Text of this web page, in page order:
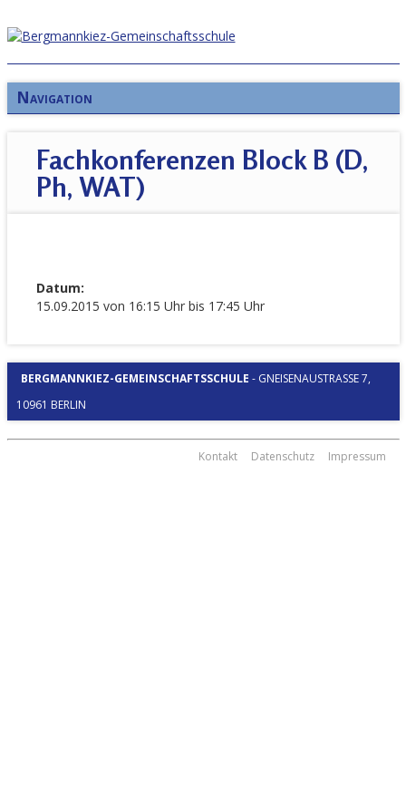
Navigation
Fachkonferenzen Block B (D,
Ph, WAT)
Datum:
15.09.2015 von 16:15 Uhr bis 17:45 Uhr
BERGMANNKIEZ-GEMEINSCHAFTSSCHULE - GNEISENAUSTRASSE 7, 1
0961 BERLIN
Kontakt Datenschutz Impressum